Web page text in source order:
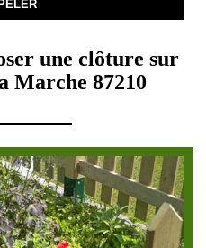
une clôture sur
Marche 87210